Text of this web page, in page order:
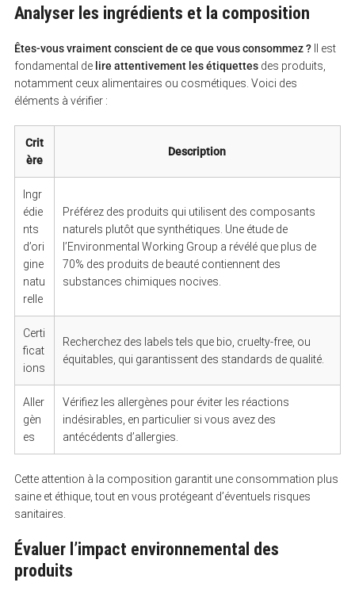
Analyser les ingrédients et la composition
Êtes-vous vraiment conscient de ce que vous consommez ?Il est
fondamental de lire attentivement les étiquettesdes produits,
notamment ceux alimentaires ou cosmétiques. Voici des
éléments à vérifier :
Crit
ère
Description
Ingr
édie
nts
d’ori
gine
natu
relle
Préférez des produits qui utilisent des composants
naturels plutôt que synthétiques. Une étude de
l’Environmental Working Group a révélé que plus de
70% des produits de beauté contiennent des
substances chimiques nocives.
Certi
ficat
ions
Recherchez des labels tels que bio, cruelty-free, ou
équitables, qui garantissent des standards de qualité.
Aller
gèn
es
Vérifiez les allergènes pour éviter les réactions
indésirables, en particulier si vous avez des
antécédents d’allergies.
Cette attention à la composition garantit une consommation plus
saine et éthique, tout en vous protégeant d’éventuels risques
sanitaires.
Évaluer l’impact environnemental des
produits